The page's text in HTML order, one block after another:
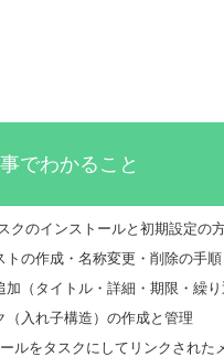
でわかること
クのインストールと初期設定の
トの作成・名称変更・削除の手順
加（タイトル・詳細・期限・繰
（入れ子構造）の作成と管理
ルをタスクにしてリンクされた